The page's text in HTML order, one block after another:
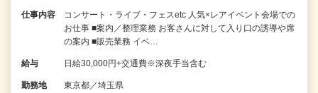
仕事内容
コンサート・ライブ・フェスetc 人気×レアイベント会場での
お仕事 ■案内／整理業務 お客さんに対して入り口の誘導や席
の案内 ■販売業務 イベ…
給与 日給30,000円+交通費※深夜手当含む
勤務地 東京都／埼玉県